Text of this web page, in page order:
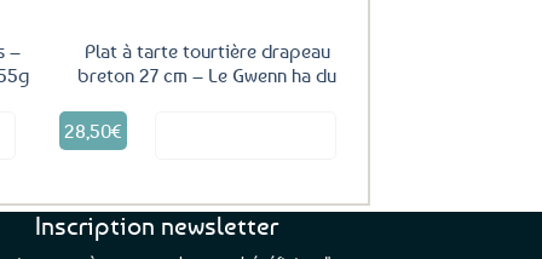
–
Plat à tarte tourtière drapeau
breton 27 cm – Le Gwenn ha du
28,50€
Inscription newsletter